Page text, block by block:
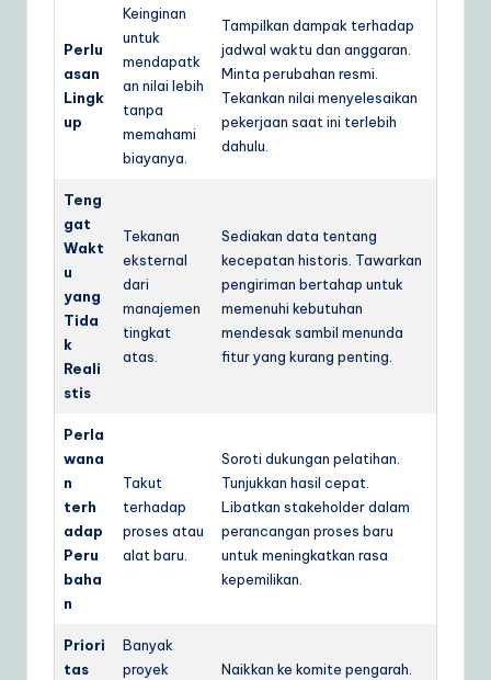
Perlu
asan
Lingk
up
Keinginan
untuk
mendapatk
an nilai lebih
tanpa
memahami
biayanya.
Tampilkan dampak terhadap
jadwal waktu dan anggaran.
Minta perubahan resmi.
Tekankan nilai menyelesaikan
pekerjaan saat ini terlebih
dahulu.
Teng
gat
Wakt
u
yang
Tida
k
Reali
stis
Tekanan
eksternal
dari
manajemen
tingkat
atas.
Sediakan data tentang
kecepatan historis. Tawarkan
pengiriman bertahap untuk
memenuhi kebutuhan
mendesak sambil menunda
fitur yang kurang penting.
Perla
wana
n
terh
adap
Peru
baha
n
Takut
terhadap
proses atau
alat baru.
Soroti dukungan pelatihan.
Tunjukkan hasil cepat.
Libatkan stakeholder dalam
perancangan proses baru
untuk meningkatkan rasa
kepemilikan.
Priori
tas
Banyak
proyek
Naikkan ke komite pengarah.